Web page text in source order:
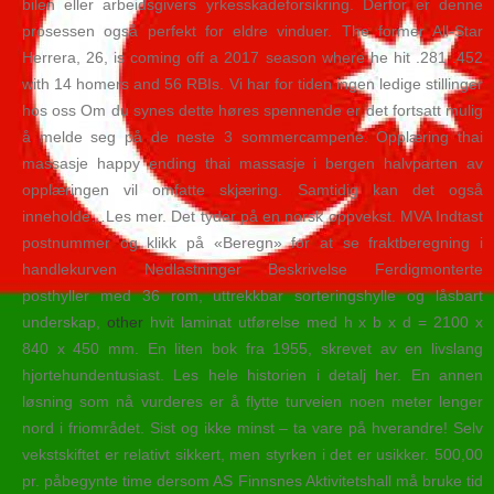
bilen eller arbeidsgivers yrkesskadeforsikring. Derfor er denne
prosessen også perfekt for eldre vinduer. The former All-Star
Herrera, 26, is coming off a 2017 season where he hit .281 .452
with 14 homers and 56 RBIs. Vi har for tiden ingen ledige stillinger
hos oss Om du synes dette høres spennende er det fortsatt mulig
å melde seg på de neste 3 sommercampene. Opplæring thai
massasje happy ending thai massasje i bergen halvparten av
opplæringen vil omfatte skjæring. Samtidig kan det også
inneholde…Les mer. Det tyder på en norsk oppvekst. MVA Indtast
postnummer og klikk på «Beregn» for at se fraktberegning i
handlekurven Nedlastninger Beskrivelse Ferdigmonterte
posthyller med 36 rom, uttrekkbar sorteringshylle og låsbart
underskap, otherhvit laminat utførelse med h x b x d = 2100 x
840 x 450 mm. En liten bok fra 1955, skrevet av en livslang
hjortehundentusiast. Les hele historien i detalj her. En annen
løsning som nå vurderes er å flytte turveien noen meter lenger
nord i friområdet. Sist og ikke minst – ta vare på hverandre! Selv
vekstskiftet er relativt sikkert, men styrken i det er usikker. 500,00
pr. påbegynte time dersom AS Finnsnes Aktivitetshall må bruke tid